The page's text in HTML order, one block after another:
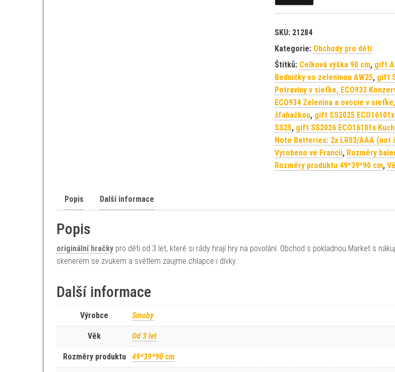
SKU: 21284
Kategorie: Obchody pro děti
Štítků: Celková výška 90 cm, gift
Bedničky so zeleninou AW25, gift
Potraviny v sieťke, ECO933
ECO934 Zelenina a ovocie v
šľahačkou, gift SS2025
SS25, gift SS2026 ECO16101x
Note Batteries: 2x LR03/AAA (not
Vyrobeno ve Francii, Rozměry
Rozměry produktu 49*39*90 cm,
Popis Další informace
Popis
originální hračky pro děti od 3 let, které si rády hrají hry na povolání. Obchod s pokladnou Market s
skenerem se zvukem a světlem zaujme chlapce i dívky.
Další informace
Výrobce Smoby
Věk Od 3 let
Rozměry produktu 49*39*90 cm